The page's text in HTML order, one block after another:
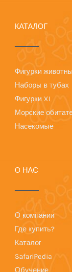
КАТАЛОГ
Фигурки
Наборы в тубах
Фигурки XL
Морские
Насекомые
О НАС
О компании
Где купить?
Каталог
SafariPedia
Обучение